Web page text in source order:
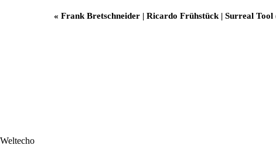
Veranstaltung
« Frank Bretschneider | Ricardo Frühstück | Surreal
Weltecho